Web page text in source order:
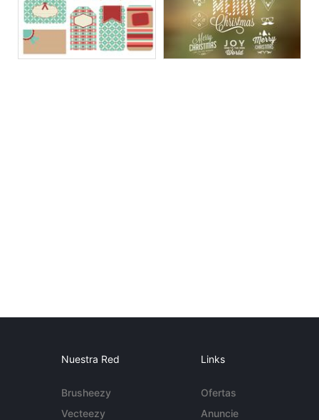
Nuestra Red
Brusheezy
Vecteezy
Links
Ofertas
Anuncie